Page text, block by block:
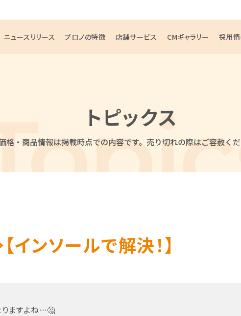
ニュースリリース プロノの特徴 店舗サービス CMギャラリー 採用
トピックス
格・商品情報は掲載時点での内容です。 売り切れの際はご容赦く
ンソールで解決！】
りますよね…🤔